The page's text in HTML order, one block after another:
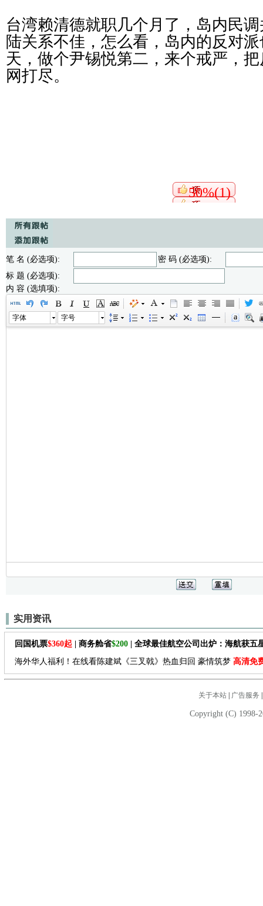
台湾赖清德就职几个月了，岛内民
陆关系不佳，怎么看，岛内的反对
天，做个尹锡悦第二，来个戒严，
网打尽。
50%(1)
笔 名 (必选项):
密 码 (必选项):
标 题 (必选项):
内 容 (选填项):
字体 字号
实用资讯
回国机票$360起 | 商务舱省$200 | 全球最佳航空公司出炉：海航获五
海外华人福利！在线看陈建斌《三叉戟》热血归回 豪情筑梦 高清免
关于本站| 广告服务
Copyright (C) 1998-